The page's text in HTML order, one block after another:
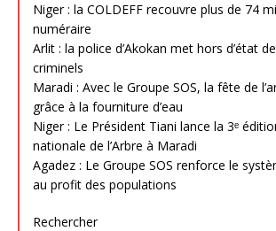
Niger : la COLDEFF recouvre plus de 74
numéraire
Arlit : la police d’Akokan met hors d’état
criminels
Maradi : Avec le Groupe SOS, la fête de
grâce à la fourniture d’eau
Niger : Le Président Tiani lance la 3ᵉ
nationale de l’Arbre à Maradi
Agadez : Le Groupe SOS renforce le
au profit des populations
Rechercher